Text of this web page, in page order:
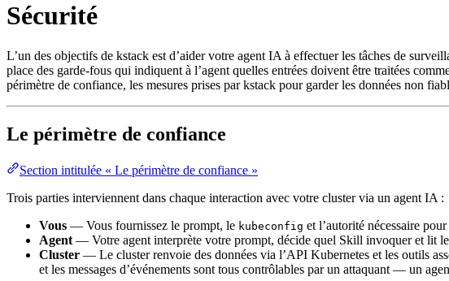
Sécurité
L’un des objectifs de kstack est d’aider votre agent IA à effectuer les tâches de
place des garde-fous qui indiquent à l’agent quelles entrées doivent être traitées
périmètre de confiance, les mesures prises par kstack pour garder les données non
Le périmètre de confiance
Section intitulée « Le périmètre de confiance »
Trois parties interviennent dans chaque interaction avec votre cluster via un agent IA :
Vous — Vous fournissez le prompt, le kubeconfig et l’autorité nécessaire
Agent — Votre agent interprète votre prompt, décide quel Skill invoquer et lit
Cluster — Le cluster renvoie des données via l’API Kubernetes et les outils
et les messages d’événements sont tous contrôlables par un attaquant — un